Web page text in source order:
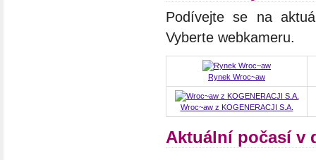
Podívejte se na
Vyberte webkameru.
Rynek Wroc~aw
Wroc~aw z KOGENERACJI S.A.
Aktuální počasí v